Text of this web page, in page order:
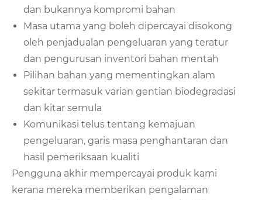
dan bukannya kompromi bahan
Masa utama yang boleh dipercayai disokong
oleh penjadualan pengeluaran yang teratur
dan pengurusan inventori bahan mentah
Pilihan bahan yang mementingkan alam
sekitar termasuk varian gentian biodegradasi
dan kitar semula
Komunikasi telus tentang kemajuan
pengeluaran, garis masa penghantaran dan
hasil pemeriksaan kualiti
Pengguna akhir mempercayai produk kami
kerana mereka memberikan pengalaman